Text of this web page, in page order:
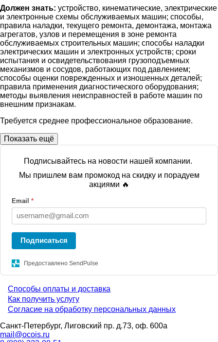
Должен знать: устройство, кинематические, электрические
и электронные схемы обслуживаемых машин; способы,
правила наладки, текущего ремонта, демонтажа, монтажа
агрегатов, узлов и перемещения в зоне ремонта
обслуживаемых строительных машин; способы наладки
электрических машин и электронных устройств; сроки
испытания и освидетельствования грузоподъемных
механизмов и сосудов, работающих под давлением;
способы оценки поврежденных и изношенных деталей;
правила применения диагностического оборудования;
методы выявления неисправностей в работе машин по
внешним признакам.
Требуется среднее профессиональное образование.
Показать ещё
Подписывайтесь на новости нашей компании.
Мы пришлем вам промокод на скидку и порадуем
акциями 🔥
Email *
Подписаться
Предоставлено SendPulse
Menu
footer
Способы оплаты и доставка
Как получить услугу
Согласие на обработку персональных данных
Санкт-Петербург, Лиговский пр. д.73, оф. 600а
mail@ocois.ru